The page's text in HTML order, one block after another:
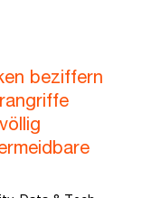
beziffern